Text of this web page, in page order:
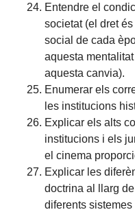
Entendre el
societat (el dret
social de cada
aquesta
aquesta canvia).
Enumerar els
les institucions
Explicar els alts
institucions i els
el cinema
Explicar les
doctrina al llarg
diferents sistemes